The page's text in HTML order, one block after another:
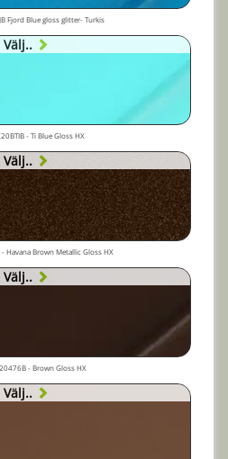
Fjord Blue gloss glitter- Turkis
Välj..
- Ti Blue Gloss HX
Välj..
Havana Brown Metallic Gloss HX
Välj..
- Brown Gloss HX
Välj..